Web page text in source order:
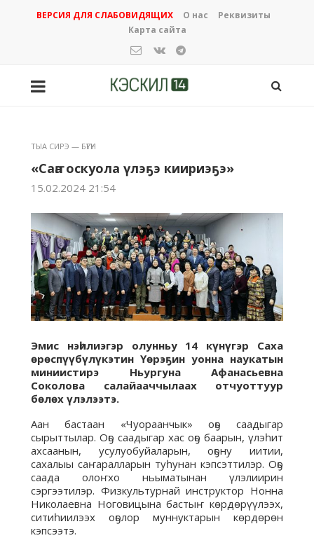
ВЕРСИЯ ДЛЯ СЛАБОВИДЯЩИХ О нас
Реквизиты
Карта сайта
ТЫА СИРЭ — БҮГҮН
«Саҥа оскуола үлэҕэ киириэҕэ»
15.02.2024 21:54
Эмис нэһилиэгэр олунньу 14 күнүгэр
Саха
өрөспүүбүлүкэтин Үөрэҕин уонна наукатын
миниистирэ Ньургуна Афанасьевна
Соколова салайааччылаах отчуоттуур
бөлөх үлэлээтэ.
Аан бастаан «Чуораанчык» оҕо саадыгар
сырыттылар. Оҕо саадыгар хас оҕо баарын, үлэһит
ахсаанын, усулуобуйаларын, оҕону иитии,
сахалыы саҥаралларын туһунан кэпсэттилэр. Оҕо
саада олоҥхо ньыматынан үлэлиирин
сэргээтилэр. Физкультурнай инструктор Нонна
Николаевна Ноговицына бастыҥ көрдөрүүлээх,
ситиһиилээх оҕолор муннуктарын көрдөрөн
кэпсээтэ.